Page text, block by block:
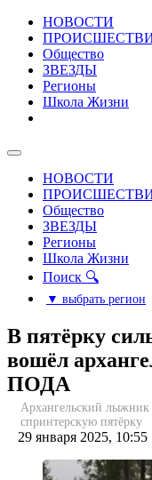
НОВОСТИ
Общество
ЗВЕЗДЫ
Регионы
Школа Жизни
НОВОСТИ
Общество
ЗВЕЗДЫ
Регионы
Школа Жизни
Поиск 🔍
▼ выбрать регион
В пятёрку
вошёл
ПОДА
Архангельский
спринтерскую пятёрку
29 января 2025, 10:55